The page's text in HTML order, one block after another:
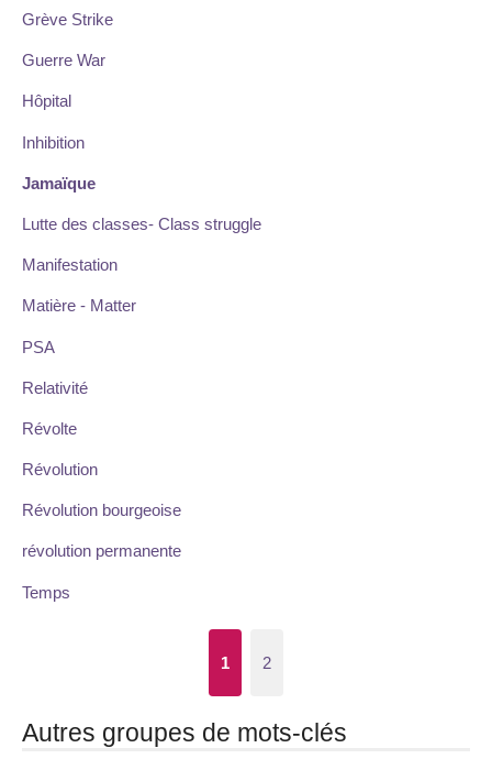
Grève Strike
Guerre War
Hôpital
Inhibition
Jamaïque
Lutte des classes- Class struggle
Manifestation
Matière - Matter
PSA
Relativité
Révolte
Révolution
Révolution bourgeoise
révolution permanente
Temps
1 2
Autres groupes de mots-clés